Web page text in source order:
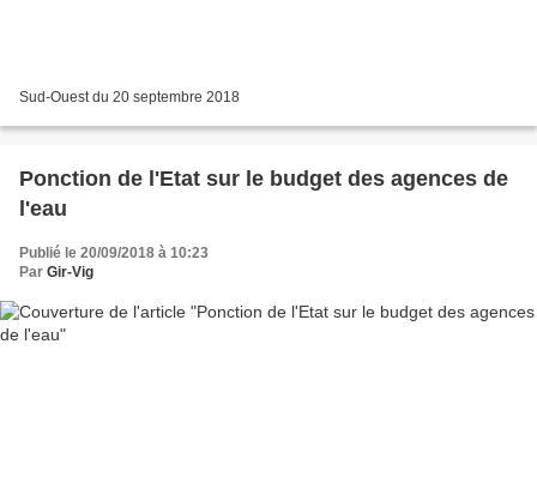
Sud-Ouest du 20 septembre 2018
Ponction de l'Etat sur le budget des agences de
l'eau
Publié le 20/09/2018 à 10:23
Par Gir-Vig